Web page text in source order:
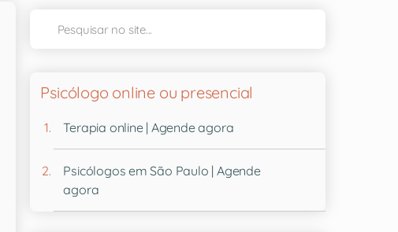
Psicólogo online ou presencial
Terapia online | Agende agora
Psicólogos em São Paulo | Agende
agora